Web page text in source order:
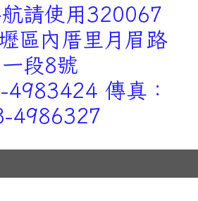
請使用320067
區內厝里月眉路
一段8號
4983424 傳真：
4986327